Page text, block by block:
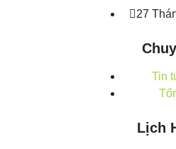
27
Tin
Lịch